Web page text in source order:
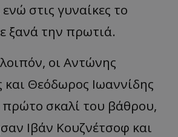
στις γυναίκες το
ξανά την πρωτιά.
οι Αντώνης
Θεόδωρος Ιωαννίδης
σκαλί του βάθρου,
Ιβάν Κουζνέτσοφ και